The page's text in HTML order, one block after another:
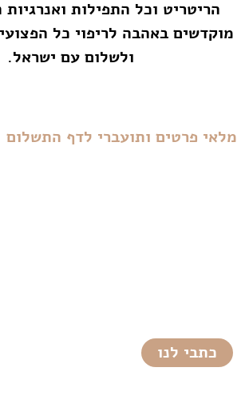
הריטריט וכל התפילות
מוקדשים באהבה לריפוי כל
ולשלום עם ישראל.
מלאי פרטים ותועברי לדף התשלום
כתבי לנו